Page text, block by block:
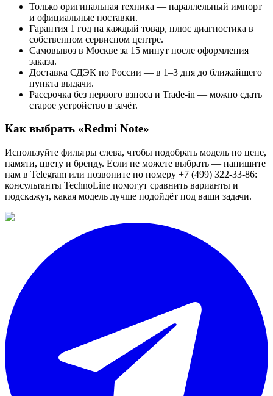
Только оригинальная техника — параллельный импорт
и официальные поставки.
Гарантия 1 год на каждый товар, плюс диагностика в
собственном сервисном центре.
Самовывоз в Москве за 15 минут после оформления
заказа.
Доставка СДЭК по России — в 1–3 дня до ближайшего
пункта выдачи.
Рассрочка без первого взноса и Trade-in — можно сдать
старое устройство в зачёт.
Как выбрать «Redmi Note»
Используйте фильтры слева, чтобы подобрать модель по цене,
памяти, цвету и бренду. Если не можете выбрать — напишите
нам в Telegram или позвоните по номеру +7 (499) 322-33-86:
консультанты TechnoLine помогут сравнить варианты и
подскажут, какая модель лучше подойдёт под ваши задачи.